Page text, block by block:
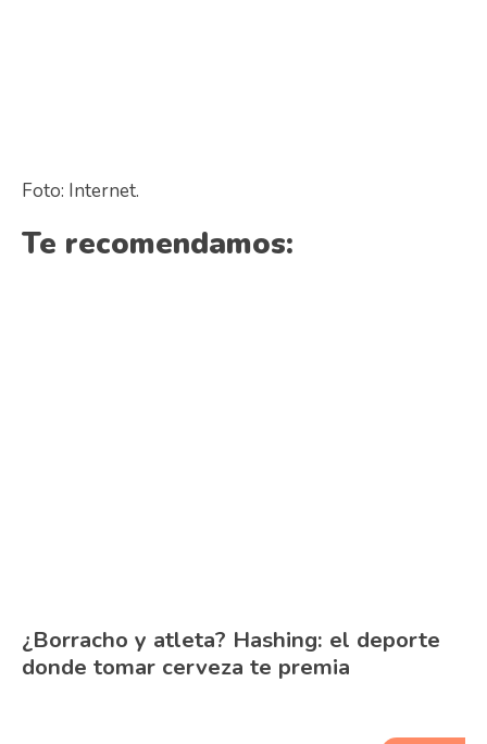
Foto: Internet.
Te recomendamos:
¿Borracho y atleta? Hashing: el deporte
donde tomar cerveza te premia